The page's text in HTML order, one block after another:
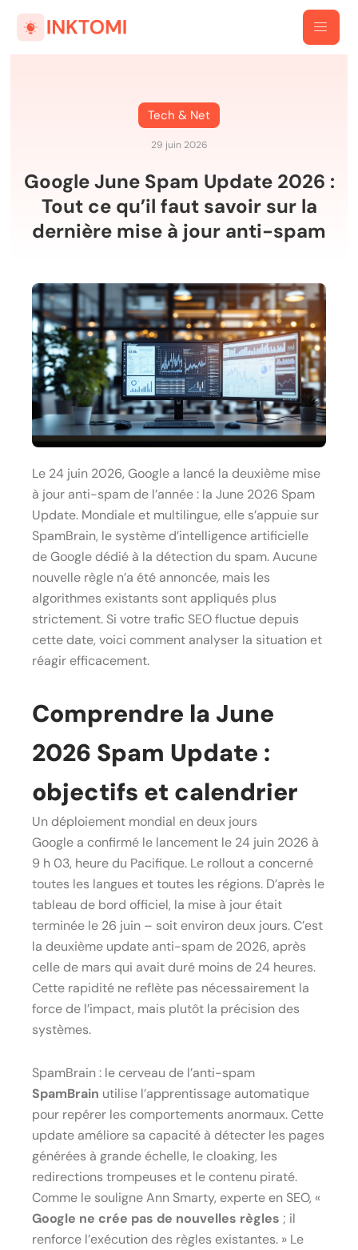
Tech & Net
29 juin 2026
Google June Spam Update 2026 :
Tout ce qu’il faut savoir sur la
dernière mise à jour anti-spam
Le 24 juin 2026, Google a lancé la deuxième mise
à jour anti-spam de l’année : la June 2026 Spam
Update. Mondiale et multilingue, elle s’appuie sur
SpamBrain, le système d’intelligence artificielle
de Google dédié à la détection du spam. Aucune
nouvelle règle n’a été annoncée, mais les
algorithmes existants sont appliqués plus
strictement. Si votre trafic SEO fluctue depuis
cette date, voici comment analyser la situation et
réagir efficacement.
Comprendre la June
2026 Spam Update :
objectifs et calendrier
Un déploiement mondial en deux jours
Google a confirmé le lancement le 24 juin 2026 à
9 h 03, heure du Pacifique. Le rollout a concerné
toutes les langues et toutes les régions. D’après le
tableau de bord officiel, la mise à jour était
terminée le 26 juin – soit environ deux jours. C’est
la deuxième update anti-spam de 2026, après
celle de mars qui avait duré moins de 24 heures.
Cette rapidité ne reflète pas nécessairement la
force de l’impact, mais plutôt la précision des
systèmes.
SpamBrain : le cerveau de l’anti-spam
SpamBrain utilise l’apprentissage automatique
pour repérer les comportements anormaux. Cette
update améliore sa capacité à détecter les pages
générées à grande échelle, le cloaking, les
redirections trompeuses et le contenu piraté.
Comme le souligne Ann Smarty, experte en SEO, «
Google ne crée pas de nouvelles règles ; il
renforce l’exécution des règles existantes. » Le